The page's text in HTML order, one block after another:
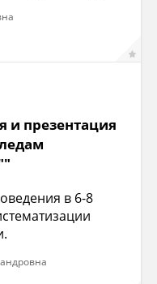
и презентация
в 6-8